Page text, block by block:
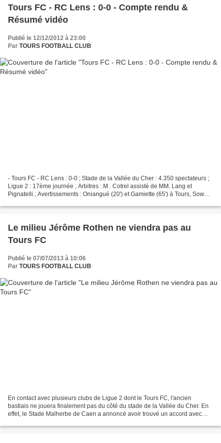
Tours FC - RC Lens : 0-0 - Compte rendu &
Résumé vidéo
Publié le 12/12/2012 à 23:00
Par TOURS FOOTBALL CLUB
- Tours FC - RC Lens : 0-0 ; Stade de la Vallée du Cher : 4.350 spectateurs ;
Ligue 2 : 17ème journée ; Arbitres : M . Cotrel assisté de MM. Lang et
Pignatelli ; Avertissements : Oniangué (20') et Gamiette (65') à Tours, Sow
Le milieu Jérôme Rothen ne viendra pas au
Tours FC
Publié le 07/07/2013 à 10:06
Par TOURS FOOTBALL CLUB
En contact avec plusieurs clubs de Ligue 2 dont le Tours FC, l'ancien
bastiais ne jouera finalement pas du côté du stade de la Vallée du Cher. En
effet, le Stade Malherbe de Caen a annoncé avoir trouvé un accord avec